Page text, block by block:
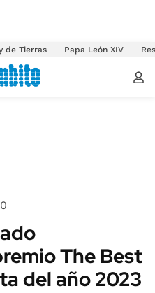
de Tierras Papa León XIV
The Best
del año 2023